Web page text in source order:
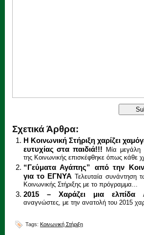
Σχετικά Άρθρα:
Η Κοινωνική Στήριξη χαρίζει
ευτυχίας στα παιδιά!!!
Μία μεγάλη
της Κοινωνικής επισκέφθηκε όπως κάθε
“Γεύματα Αγάπης” από την
για το ΕΓΝΥΑ
Τελευταία συνάντηση
Κοινωνικής Στήριξης με το πρόγραμμα...
2015 – Χαράζει μια ελπίδα
αναγνώστες, με την ανατολή του 2015
Tags: Κοινωνική Στήριξη